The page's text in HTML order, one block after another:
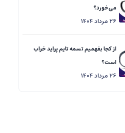
می‌خورد؟
26 مرداد 1404
از کجا بفهمیم تسمه تایم پراید خراب
است؟
26 مرداد 1404